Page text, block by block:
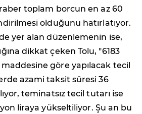
toplam borcun en az 60
olduğunu hatırlatıyor.
yer alan düzenlemenin ise,
dikkat çeken Tolu, "6183
maddesine göre yapılacak tecil
azami taksit süresi 36
teminatsız tecil tutarı ise
liraya yükseltiliyor. Şu an bu